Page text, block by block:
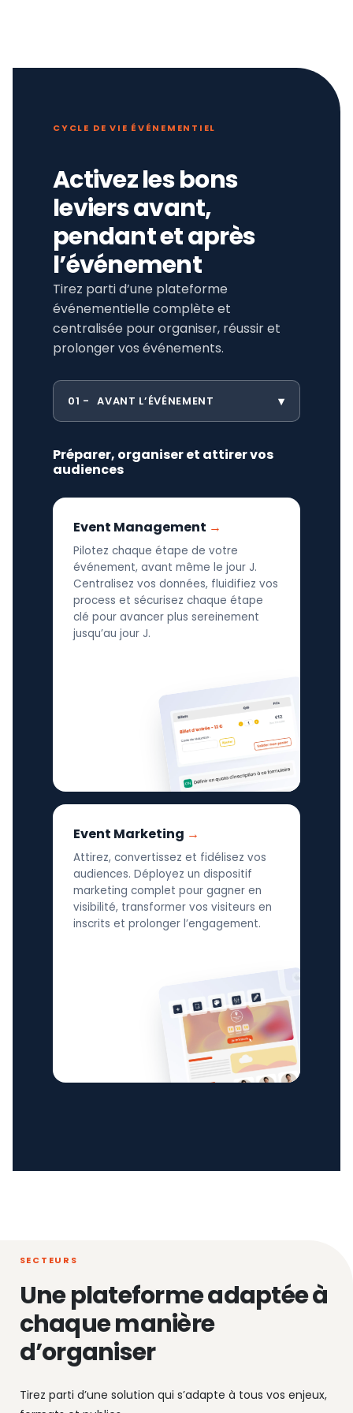
CYCLE DE VIE ÉVÉNEMENTIEL
Activez les bons
leviers avant,
pendant et après
l’événement
Tirez parti d’une plateforme
événementielle complète et
centralisée pour organiser, réussir et
prolonger vos événements.
01 AVANT L’ÉVÉNEMENT
Préparer, organiser et attirer vos
audiences
Event Management
Pilotez chaque étape de votre
événement, avant même le jour J.
Centralisez vos données, fluidifiez vos
process et sécurisez chaque étape
clé pour avancer plus sereinement
jusqu’au jour J.
Event Marketing
Attirez, convertissez et fidélisez vos
audiences. Déployez un dispositif
marketing complet pour gagner en
visibilité, transformer vos visiteurs en
inscrits et prolonger l’engagement.
SECTEURS
Une plateforme adaptée à
chaque manière
d’organiser
Tirez parti d’une solution qui s’adapte à tous vos enjeux,